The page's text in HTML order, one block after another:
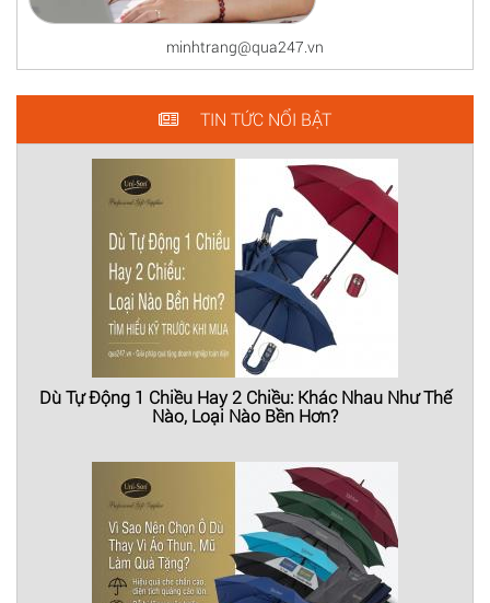
minhtrang@qua247.vn
TIN TỨC NỔI BẬT
Dù Tự Động 1 Chiều Hay 2 Chiều: Khác Nhau Như Thế
Nào, Loại Nào Bền Hơn?